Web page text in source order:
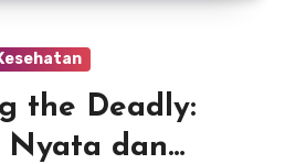
the Deadly:
Nyata dan